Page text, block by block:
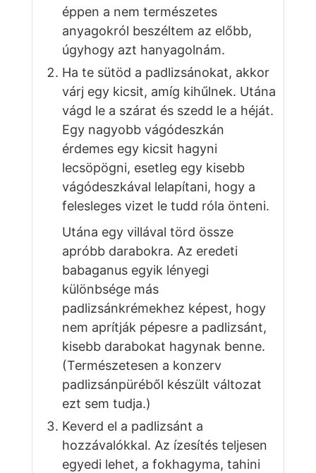
éppen a nem természetes
anyagokról beszéltem az előbb,
úgyhogy azt hanyagolnám.
Ha te sütöd a padlizsánokat, akkor
várj egy kicsit, amíg kihűlnek. Utána
vágd le a szárat és szedd le a héját.
Egy nagyobb vágódeszkán
érdemes egy kicsit hagyni
lecsöpögni, esetleg egy kisebb
vágódeszkával lelapítani, hogy a
felesleges vizet le tudd róla önteni.
Utána egy villával törd össze
apróbb darabokra. Az eredeti
babaganus egyik lényegi
különbsége más
padlizsánkrémekhez képest, hogy
nem aprítják pépesre a padlizsánt,
kisebb darabokat hagynak benne.
(Természetesen a konzerv
padlizsánpüréből készült változat
ezt sem tudja.)
Keverd el a padlizsánt a
hozzávalókkal. Az ízesítés teljesen
egyedi lehet, a fokhagyma, tahini